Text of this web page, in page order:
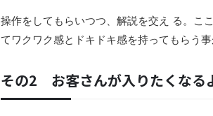
操作をしてもらいつつ、解説を交え る。こ
てワクワク感とドキドキ感を持ってもらう事
その2 お客さんが入りたくなる